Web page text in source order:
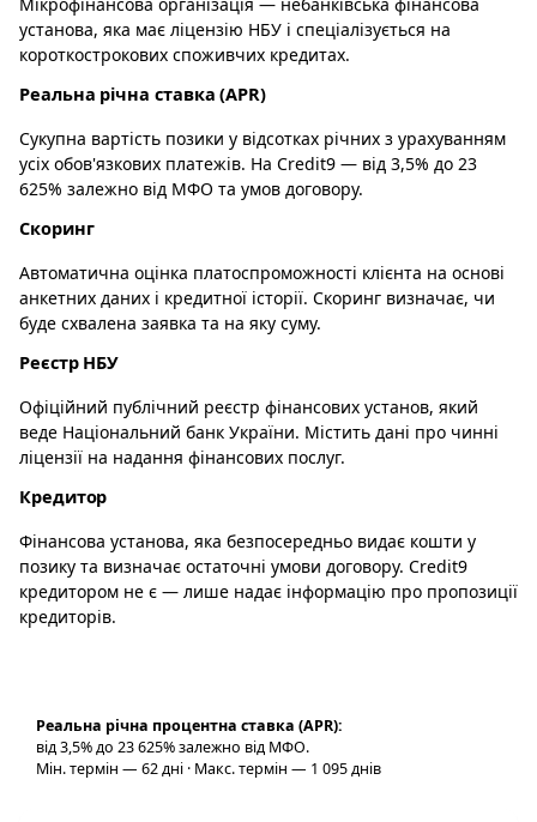
установа, яка має ліцензію НБУ і спеціалізується на
короткострокових споживчих кредитах.
Реальна річна ставка (APR)
Сукупна вартість позики у відсотках річних з урахуванням
усіх обов'язкових платежів. На Credit9 — від 3,5% до 23
625% залежно від МФО та умов договору.
Скоринг
Автоматична оцінка платоспроможності клієнта на основі
анкетних даних і кредитної історії. Скоринг визначає, чи
буде схвалена заявка та на яку суму.
Реєстр НБУ
Офіційний публічний реєстр фінансових установ, який
веде Національний банк України. Містить дані про чинні
ліцензії на надання фінансових послуг.
Кредитор
Фінансова установа, яка безпосередньо видає кошти у
позику та визначає остаточні умови договору. Credit9
кредитором не є — лише надає інформацію про пропозиції
кредиторів.
Реальна річна процентна ставка (APR):
від 3,5% до 23 625% залежно від МФО.
Мін. термін — 62 дні · Макс. термін — 1 095 днів